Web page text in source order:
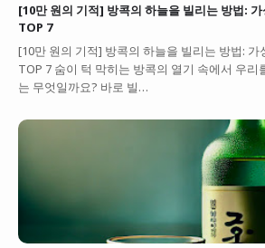
[10만 원의 기적] 방콕의 하늘을 빌리는 방법:
TOP 7
[10만 원의 기적] 방콕의 하늘을 빌리는 방법: 가
TOP 7 숨이 턱 막히는 방콕의 열기 속에서 우리
는 무엇일까요? 바로 빌…